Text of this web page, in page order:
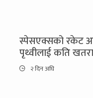
स्पेसएक्सको रकेट
पृथ्वीलाई कति खतरा
२ दिन अघि